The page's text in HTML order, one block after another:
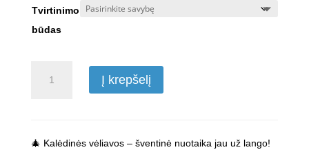
Tvirtinimo
būdas
kiekis:
Ho-
Į krepšelį
🎄 Kalėdinės vėliavos – šventinė nuotaika jau už lango!